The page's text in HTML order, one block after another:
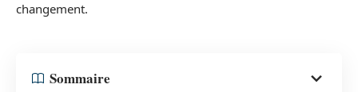
changement.
Sommaire